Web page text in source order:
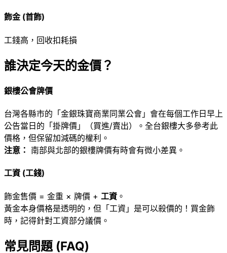
飾金 (首飾)
工錢高，回收扣耗損
誰決定今天的金價？
銀樓公會牌價
台灣各縣市的「金銀珠寶商業同業公會」會在每個工作日早上
公告當日的「掛牌價」（買進/賣出）。全台銀樓大多參考此
價格，但保留加減碼的權利。
注意： 南部與北部的銀樓牌價有時會有微小差異。
工資 (工錢)
飾金售價 = 金重 × 牌價 + 工資。
黃金本身價格是透明的，但「工資」是可以殺價的！買金飾
時，記得針對工資部分議價。
常見問題 (FAQ)